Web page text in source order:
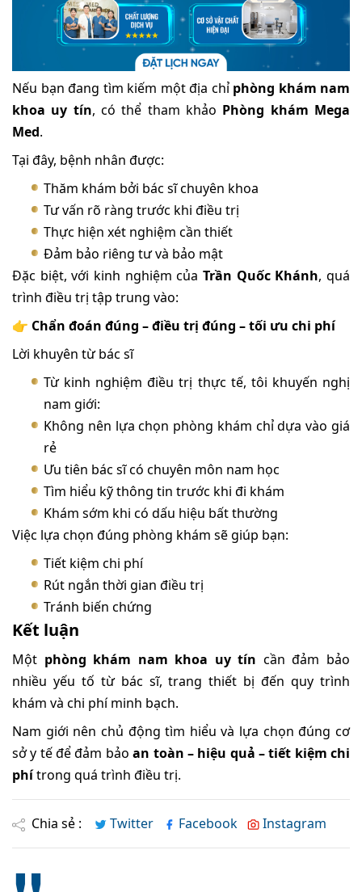
Nếu bạn đang tìm kiếm một địa chỉ phòng khám nam
khoa uy tín, có thể tham khảo Phòng khám Mega
Med.
Tại đây, bệnh nhân được:
Thăm khám bởi bác sĩ chuyên khoa
Tư vấn rõ ràng trước khi điều trị
Thực hiện xét nghiệm cần thiết
Đảm bảo riêng tư và bảo mật
Đặc biệt, với kinh nghiệm của Trần Quốc Khánh, quá
trình điều trị tập trung vào:
👉 Chẩn đoán đúng – điều trị đúng – tối ưu chi phí
Lời khuyên từ bác sĩ
Từ kinh nghiệm điều trị thực tế, tôi khuyến nghị
nam giới:
Không nên lựa chọn phòng khám chỉ dựa vào giá
rẻ
Ưu tiên bác sĩ có chuyên môn nam học
Tìm hiểu kỹ thông tin trước khi đi khám
Khám sớm khi có dấu hiệu bất thường
Việc lựa chọn đúng phòng khám sẽ giúp bạn:
Tiết kiệm chi phí
Rút ngắn thời gian điều trị
Tránh biến chứng
Kết luận
Một phòng khám nam khoa uy tín cần đảm bảo
nhiều yếu tố từ bác sĩ, trang thiết bị đến quy trình
khám và chi phí minh bạch.
Nam giới nên chủ động tìm hiểu và lựa chọn đúng cơ
sở y tế để đảm bảoan toàn – hiệu quả – tiết kiệm chi
phítrong quá trình điều trị.
Chia sẻ : Twitter Facebook Instagram